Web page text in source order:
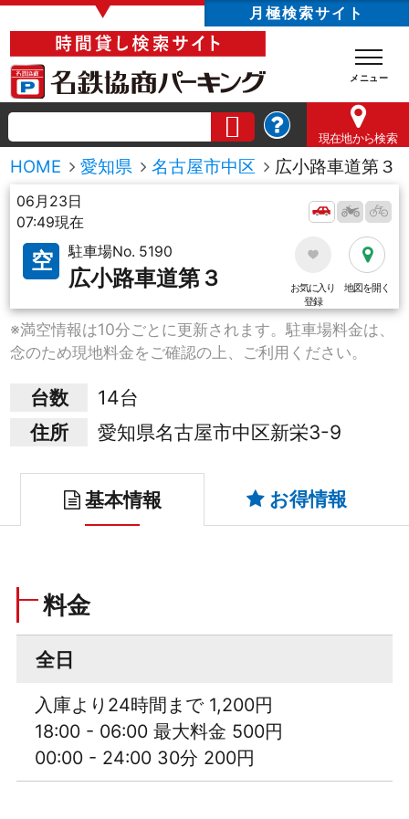
▼ 月極検索サイト
現在地から検索
HOME 愛知県 名古屋市中区 広小路車道第３
06月23日
07:49現在
空 駐車場No. 5190
広小路車道第３
お気に入り
登録
地図を開く
※満空情報は10分ごとに更新されます。駐車場料金は、
念のため現地料金をご確認の上、ご利用ください。
台数
14台
住所
愛知県名古屋市中区新栄3-9
基本情報 お得情報
料金
全日
入庫より24時間まで 1,200円
18:00 - 06:00 最大料金 500円
00:00 - 24:00 30分 200円